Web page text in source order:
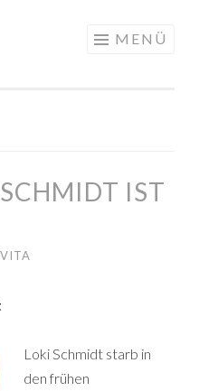
MENÜ
IST
Loki Schmidt starb in
den frühen